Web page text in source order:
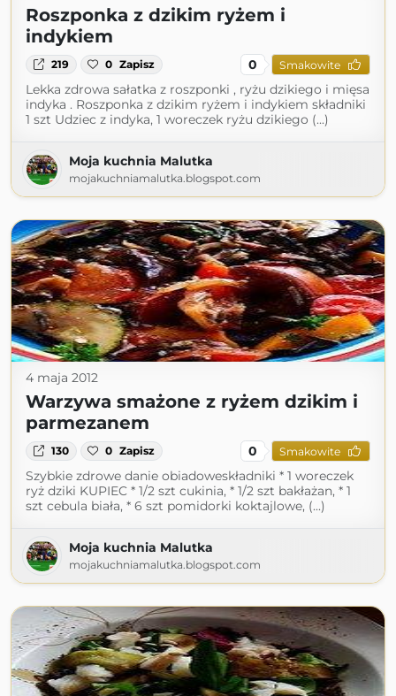
Roszponka z dzikim ryżem i
indykiem
219 0 Zapisz 0 Smakowite
Lekka zdrowa sałatka z roszponki , ryżu dzikiego i mięsa
indyka . Roszponka z dzikim ryżem i indykiem składniki
1 szt Udziec z indyka, 1 woreczek ryżu dzikiego (...)
Moja kuchnia Malutka
mojakuchniamalutka.blogspot.com
4 maja 2012
Warzywa smażone z ryżem dzikim i
parmezanem
130 0 Zapisz 0 Smakowite
Szybkie zdrowe danie obiadoweskładniki * 1 woreczek
ryż dziki KUPIEC * 1/2 szt cukinia, * 1/2 szt bakłażan, * 1
szt cebula biała, * 6 szt pomidorki koktajlowe, (...)
Moja kuchnia Malutka
mojakuchniamalutka.blogspot.com